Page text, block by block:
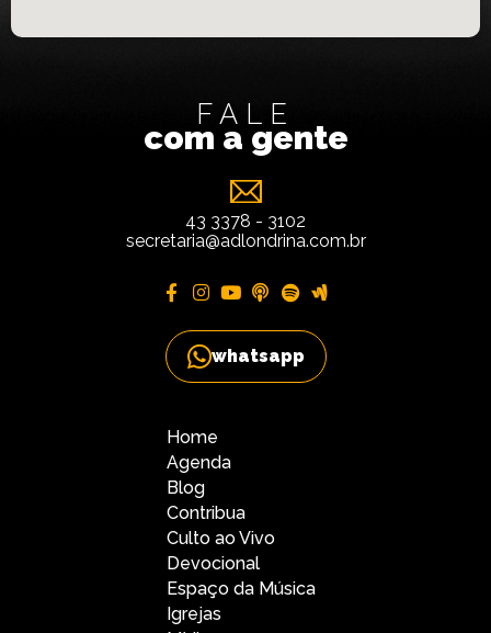
FALE
com a gente
43 3378 - 3102
secretaria@adlondrina.com.br
whatsapp
Home
Agenda
Blog
Contribua
Culto ao Vivo
Devocional
Espaço da Música
Igrejas